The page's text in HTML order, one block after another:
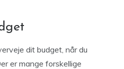
dit budget, når du
er mange forskellige